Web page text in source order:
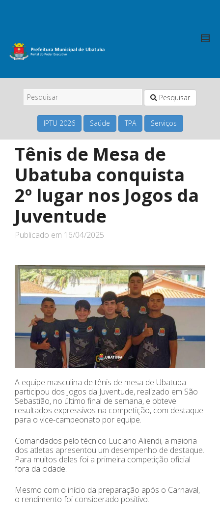
Pesquisar
IPTU 2026 Saúde TPA Serviços
Tênis de Mesa de
Ubatuba conquista
2º lugar nos Jogos da
Juventude
Publicado em 16/04/2025
A equipe masculina de tênis de mesa de Ubatuba
participou dos Jogos da Juventude, realizado em São
Sebastião, no último final de semana, e obteve
resultados expressivos na competição, com destaque
para o vice-campeonato por equipe.
Comandados pelo técnico Luciano Aliendi, a maioria
dos atletas apresentou um desempenho de destaque.
Para muitos deles foi a primeira competição oficial
fora da cidade.
Mesmo com o início da preparação após o Carnaval,
o rendimento foi considerado positivo.